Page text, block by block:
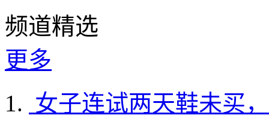
频道精选
更多
女子连试两天鞋未买